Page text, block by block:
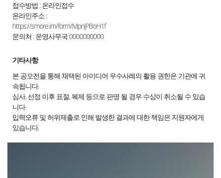
접수방법 : 온라인접수
온라인주소 :
https://smore.im/form/MpnjPBoH1f
문의처 : 운영사무국 0000000000
기타사항
본 공모전을 통해 채택된 아이디어 우수사례의 활용 권한은 기관에 귀
속됩니다.
심사, 선정 이후 표절, 복제 등으로 판명 될 경우 수상이 취소될 수 있습
니다.
입력오류 및 허위제출로 인해 발생한 결과에 대한 책임은 지원자에게
있습니다.